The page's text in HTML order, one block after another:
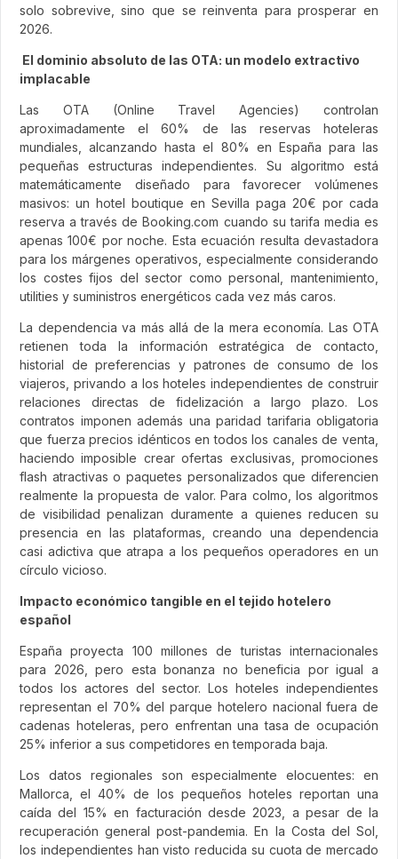
solo sobrevive, sino que se reinventa para prosperar en
2026.
El dominio absoluto de las OTA: un modelo extractivo
implacable
Las OTA (Online Travel Agencies) controlan
aproximadamente el 60% de las reservas hoteleras
mundiales, alcanzando hasta el 80% en España para las
pequeñas estructuras independientes. Su algoritmo está
matemáticamente diseñado para favorecer volúmenes
masivos: un hotel boutique en Sevilla paga 20€ por cada
reserva a través de Booking.com cuando su tarifa media es
apenas 100€ por noche. Esta ecuación resulta devastadora
para los márgenes operativos, especialmente considerando
los costes fijos del sector como personal, mantenimiento,
utilities y suministros energéticos cada vez más caros.
La dependencia va más allá de la mera economía. Las OTA
retienen toda la información estratégica de contacto,
historial de preferencias y patrones de consumo de los
viajeros, privando a los hoteles independientes de construir
relaciones directas de fidelización a largo plazo. Los
contratos imponen además una paridad tarifaria obligatoria
que fuerza precios idénticos en todos los canales de venta,
haciendo imposible crear ofertas exclusivas, promociones
flash atractivas o paquetes personalizados que diferencien
realmente la propuesta de valor. Para colmo, los algoritmos
de visibilidad penalizan duramente a quienes reducen su
presencia en las plataformas, creando una dependencia
casi adictiva que atrapa a los pequeños operadores en un
círculo vicioso.
Impacto económico tangible en el tejido hotelero
español
España proyecta 100 millones de turistas internacionales
para 2026, pero esta bonanza no beneficia por igual a
todos los actores del sector. Los hoteles independientes
representan el 70% del parque hotelero nacional fuera de
cadenas hoteleras, pero enfrentan una tasa de ocupación
25% inferior a sus competidores en temporada baja.
Los datos regionales son especialmente elocuentes: en
Mallorca, el 40% de los pequeños hoteles reportan una
caída del 15% en facturación desde 2023, a pesar de la
recuperación general post-pandemia. En la Costa del Sol,
los independientes han visto reducida su cuota de mercado